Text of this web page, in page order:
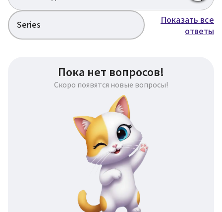
Series
Показать все
ответы
Пока нет вопросов!
Скоро появятся новые вопросы!